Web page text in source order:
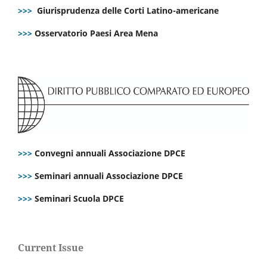
>>> Giurisprudenza delle Corti Latino-americane
>>> Osservatorio Paesi Area Mena
>>> Convegni annuali Associazione DPCE
>>> Seminari annuali Associazione DPCE
>>> Seminari Scuola DPCE
Current Issue